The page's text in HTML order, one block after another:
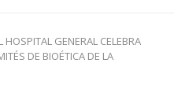
HOSPITAL GENERAL CELEBRA
DE BIOÉTICA DE LA